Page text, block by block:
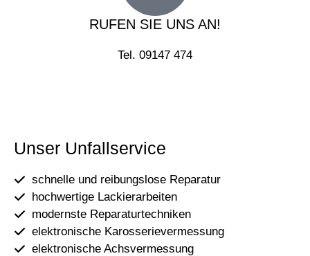
RUFEN SIE UNS AN!
Tel. 09147 474
Unser Unfallservice
schnelle und reibungslose Reparatur
hochwertige Lackierarbeiten
modernste Reparaturtechniken
elektronische Karosserievermessung
elektronische Achsvermessung